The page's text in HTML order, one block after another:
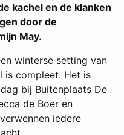
kachel en de klanken
door de
May.
winterse setting van
is compleet. Het is
bij Buitenplaats De
de Boer en
iedere